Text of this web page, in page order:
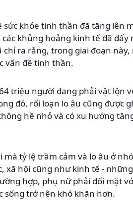
sức khỏe tinh thần đã tăng lên
khủng hoảng kinh tế đã đẩy
ra rằng, trong giai đoạn
vấn đề tinh thần.
triệu người đang phải vật lộn
đó, rối loạn lo âu cũng được
hề nhỏ và có xu hướng
tỷ lệ trầm cảm và lo âu ở
xã hội cũng như kinh tế -
hợp, phụ nữ phải đối mặt
sống trở nên khó khăn hơn.